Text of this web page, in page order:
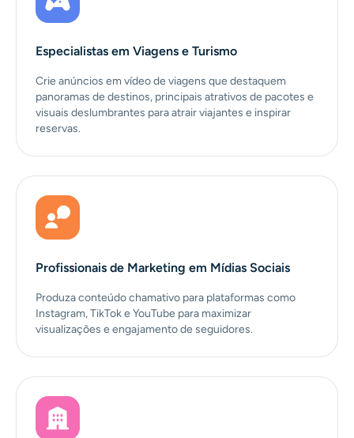
Especialistas em Viagens e Turismo
Crie anúncios em vídeo de viagens que destaquem
panoramas de destinos, principais atrativos de pacotes e
visuais deslumbrantes para atrair viajantes e inspirar
reservas.
Profissionais de Marketing em Mídias Sociais
Produza conteúdo chamativo para plataformas como
Instagram, TikTok e YouTube para maximizar
visualizações e engajamento de seguidores.